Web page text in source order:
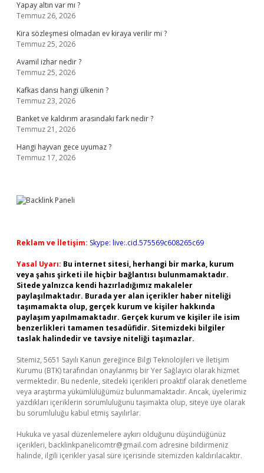
Yapay altın var mı ?
Temmuz 26, 2026
Kira sözleşmesi olmadan ev kiraya verilir mi ?
Temmuz 25, 2026
Avamil izhar nedir ?
Temmuz 25, 2026
Kafkas dansı hangi ülkenin ?
Temmuz 23, 2026
Banket ve kaldırım arasındaki fark nedir ?
Temmuz 21, 2026
Hangi hayvan gece uyumaz ?
Temmuz 17, 2026
Reklam ve İletişim: Skype: live:.cid.575569c608265c69
Yasal Uyarı: Bu internet sitesi, herhangi bir marka, kurum
veya şahıs şirketi ile hiçbir bağlantısı bulunmamaktadır.
Sitede yalnızca kendi hazırladığımız makaleler
paylaşılmaktadır. Burada yer alan içerikler haber niteliği
taşımamakta olup, gerçek kurum ve kişiler hakkında
paylaşım yapılmamaktadır. Gerçek kurum ve kişiler ile isim
benzerlikleri tamamen tesadüfidir. Sitemizdeki bilgiler
taslak halindedir ve tavsiye niteliği taşımazlar.
Sitemiz, 5651 Sayılı Kanun gereğince Bilgi Teknolojileri ve İletişim
Kurumu (BTK) tarafından onaylanmış bir Yer Sağlayıcı olarak hizmet
vermektedir. Bu nedenle, sitedeki içerikleri proaktif olarak denetleme
veya araştırma yükümlülüğümüz bulunmamaktadır. Ancak, üyelerimiz
yazdıkları içeriklerin sorumluluğunu taşımakta olup, siteye üye olarak
bu sorumluluğu kabul etmiş sayılırlar.
Hukuka ve yasal düzenlemelere aykırı olduğunu düşündüğünüz
içerikleri, backlinkpanelicomtr@gmail.com adresine bildirmeniz
halinde, ilgili içerikler yasal süre içerisinde sitemizden kaldırılacaktır.